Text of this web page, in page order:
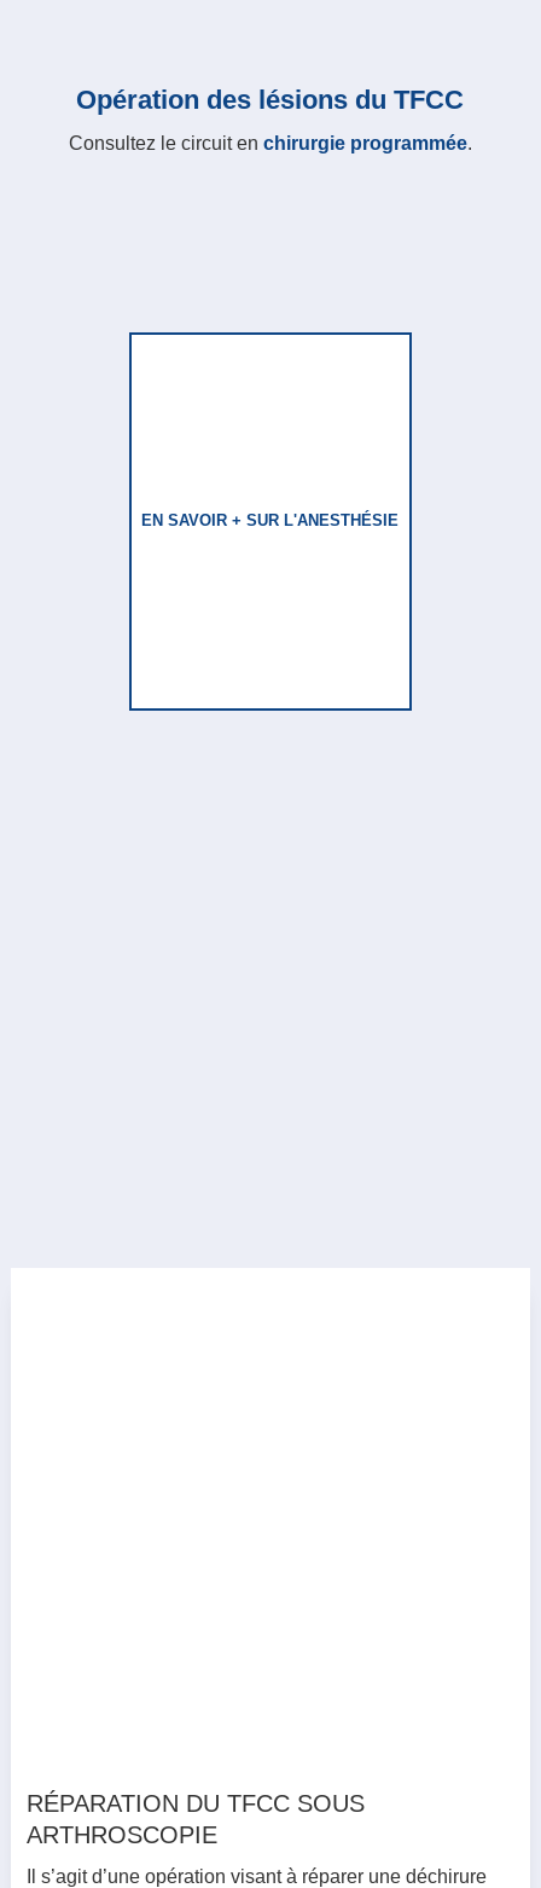
Opération des lésions du TFCC
Consultez le circuit en chirurgie programmée.
EN SAVOIR + SUR L'ANESTHÉSIE
RÉPARATION DU TFCC SOUS
ARTHROSCOPIE
Il s’agit d’une opération visant à réparer une déchirure